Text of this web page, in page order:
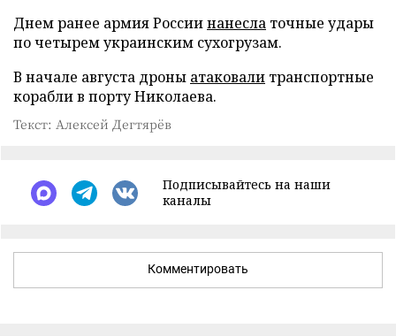
Днем ранее армия Россиинанесла точные удары
по четырем украинским сухогрузам.
В начале августа дроны атаковали транспортные
корабли в порту Николаева.
Текст: Алексей Дегтярёв
Подписывайтесь на наши
каналы
Комментировать